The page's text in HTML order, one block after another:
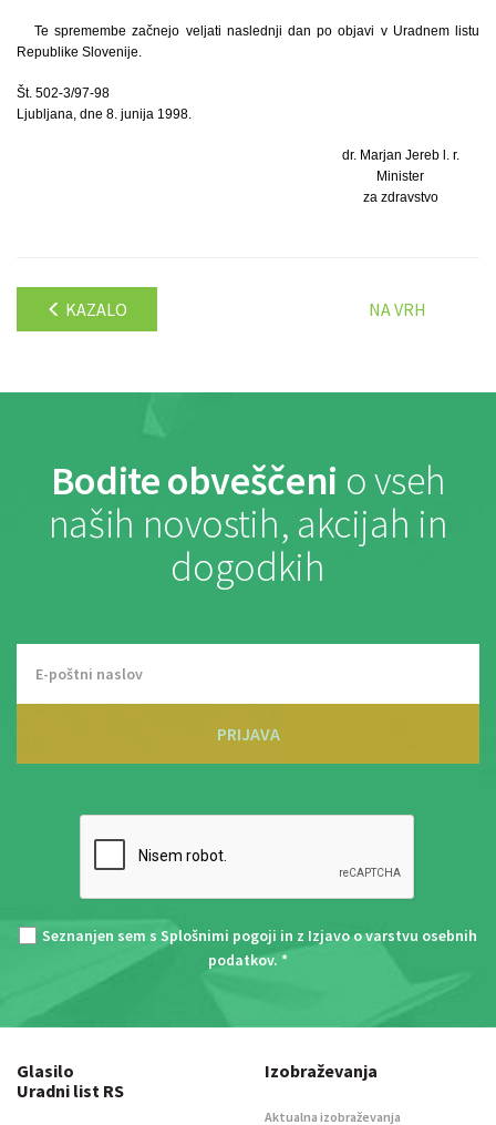
Te spremembe začnejo veljati naslednji dan po objavi v Uradnem listu
Republike Slovenije.
Št. 502-3/97-98
Ljubljana, dne 8. junija 1998.
dr. Marjan Jereb l. r.
Minister
za zdravstvo
KAZALO NA VRH
Bodite obveščeni o vseh
naših novostih, akcijah in
dogodkih
PRIJAVA
Seznanjen sem s Splošnimi pogoji in z Izjavo o varstvu osebnih
podatkov. *
Glasilo
Uradni list RS
Izobraževanja
Aktualna izobraževanja